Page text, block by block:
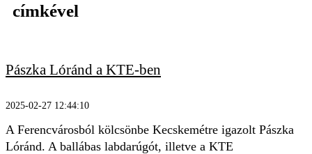
KERESÉS
címkével
Pászka Lóránd a KTE-ben
2025-02-27 12:44:10
A Ferencvárosból kölcsönbe Kecskemétre igazolt Pászka
Lóránd. A ballábas labdarúgót, illetve a KTE